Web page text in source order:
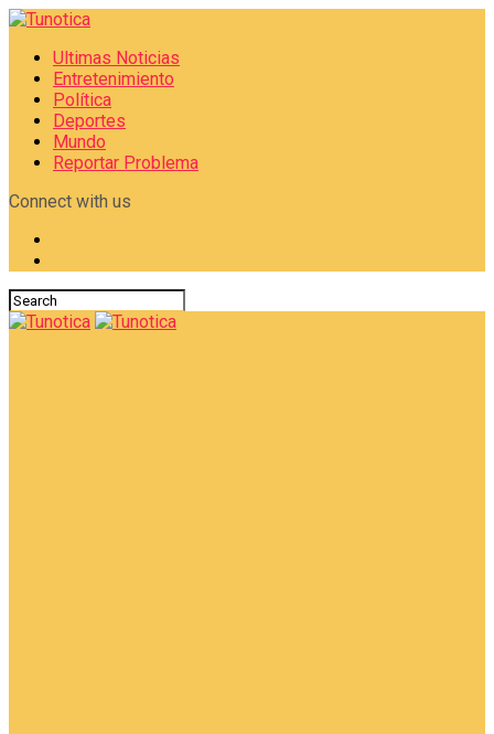
Ultimas Noticias
Entretenimiento
Política
Deportes
Mundo
Reportar Problema
Connect with us